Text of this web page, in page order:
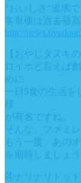
“おいしさ”追求
客単価は過去最
http://
【おやじタヌキ
ロイホと言えば
めに
一日5食の生活
様
が有名ですね。
そんな、ファミ
もう一度、あの
を期待しましょう
④ナリナリドッ